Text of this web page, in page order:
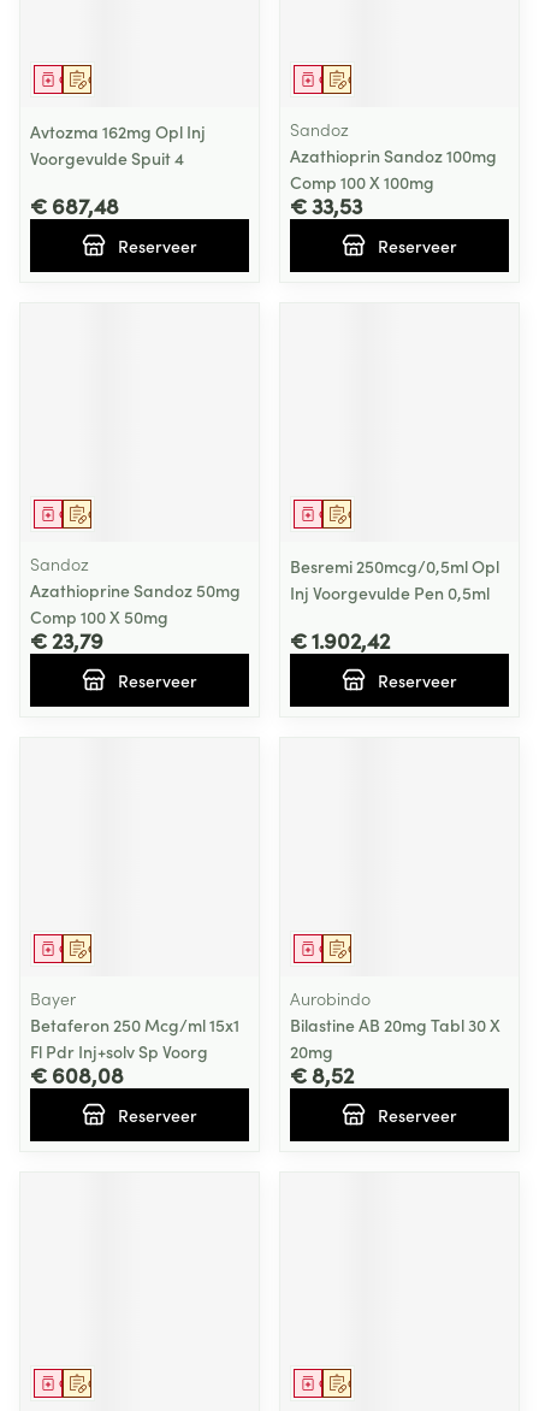
Op voorschrift
Geneesmiddel
Avtozma 162mg Opl Inj
Voorgevulde Spuit 4
€ 687,48
Reserveer
Op voorschrift
Geneesmiddel
Sandoz
Azathioprin Sandoz 100mg
Comp 100 X 100mg
€ 33,53
Reserveer
Op voorschrift
Geneesmiddel
Sandoz
Azathioprine Sandoz 50mg
Comp 100 X 50mg
€ 23,79
Reserveer
Op voorschrift
Geneesmiddel
Besremi 250mcg/0,5ml Opl
Inj Voorgevulde Pen 0,5ml
€ 1.902,42
Reserveer
Op voorschrift
Geneesmiddel
Bayer
Betaferon 250 Mcg/ml 15x1
Fl Pdr Inj+solv Sp Voorg
€ 608,08
Reserveer
Op voorschrift
Geneesmiddel
Aurobindo
Bilastine AB 20mg Tabl 30 X
20mg
€ 8,52
Reserveer
Op voorschrift
Geneesmiddel Op voorschrift
Geneesmiddel